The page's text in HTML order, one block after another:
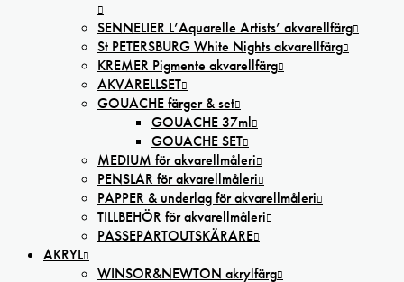
SENNELIER L’Aquarelle Artists’ akvarellfärg
St PETERSBURG White Nights akvarellfärg
KREMER Pigmente akvarellfärg
AKVARELLSET
GOUACHE färger & set
GOUACHE 37ml
GOUACHE SET
MEDIUM för akvarellmåleri
PENSLAR för akvarellmåleri
PAPPER & underlag för akvarellmåleri
TILLBEHÖR för akvarellmåleri
PASSEPARTOUTSKÄRARE
AKRYL
WINSOR&NEWTON akrylfärg